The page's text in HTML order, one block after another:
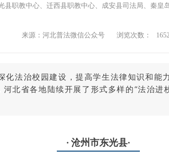
县职教中心、迁西县职教中心、成安县司法局、秦皇
来源：河北普法微信公众号 浏览次数：
化法治校园建设，提高学生法律知识和能
河北省各地陆续开展了形式多样的“法治进
· 沧州市东光县·